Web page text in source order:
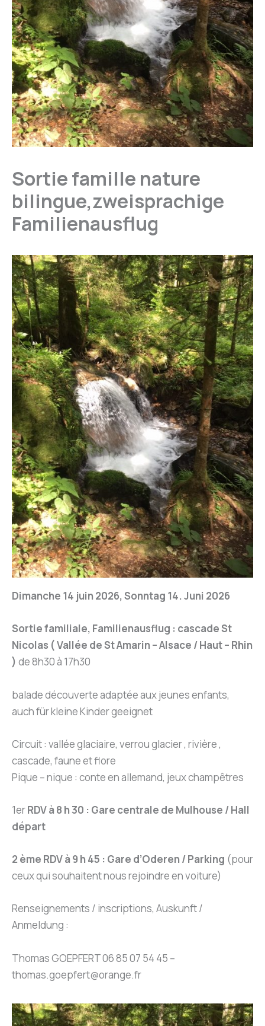
Sortie famille nature
bilingue,zweisprachige
Familienausflug
Dimanche 14 juin 2026, Sonntag 14. Juni 2026
Sortie familiale, Familienausflug : cascade St
Nicolas ( Vallée de St Amarin – Alsace / Haut – Rhin
) de 8h30 à 17h30
balade découverte adaptée aux jeunes enfants,
auch für kleine Kinder geeignet
Circuit : vallée glaciaire, verrou glacier , rivière ,
cascade, faune et flore
Pique – nique : conte en allemand, jeux champêtres
1erRDV à 8 h 30 : Gare centrale de Mulhouse / Hall
départ
2 ème RDV à 9 h 45 : Gare d’Oderen / Parking (pour
ceux qui souhaitent nous rejoindre en voiture)
Renseignements / inscriptions, Auskunft /
Anmeldung :
Thomas GOEPFERT 06 85 07 54 45 –
thomas.goepfert@orange.fr